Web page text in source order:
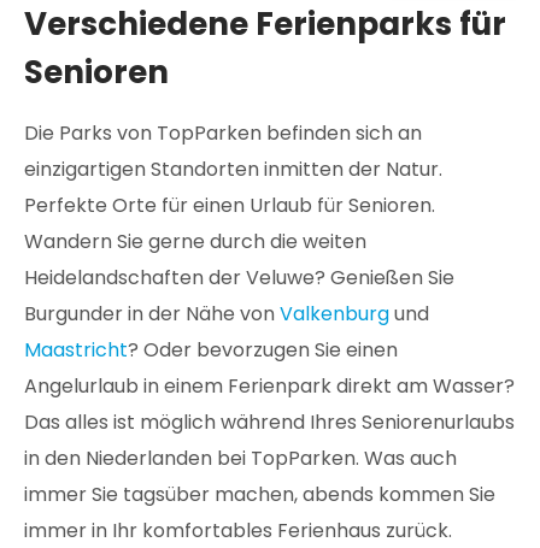
Verschiedene Ferienparks für
Senioren
Die Parks von TopParken befinden sich an
einzigartigen Standorten inmitten der Natur.
Perfekte Orte für einen Urlaub für Senioren.
Wandern Sie gerne durch die weiten
Heidelandschaften der Veluwe? Genießen Sie
Burgunder in der Nähe vonValkenburgund
Maastricht? Oder bevorzugen Sie einen
Angelurlaub in einem Ferienpark direkt am Wasser?
Das alles ist möglich während Ihres Seniorenurlaubs
in den Niederlanden bei TopParken. Was auch
immer Sie tagsüber machen, abends kommen Sie
immer in Ihr komfortables Ferienhaus zurück.